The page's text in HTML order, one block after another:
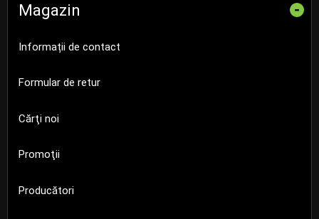
Magazin -
Informații de contact
Formular de retur
Cărţi noi
Promoţii
Producători